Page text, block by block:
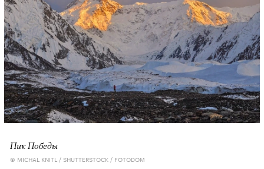
Пик Победы
© MICHAL KNITL / SHUTTERSTOCK / FOTODOM